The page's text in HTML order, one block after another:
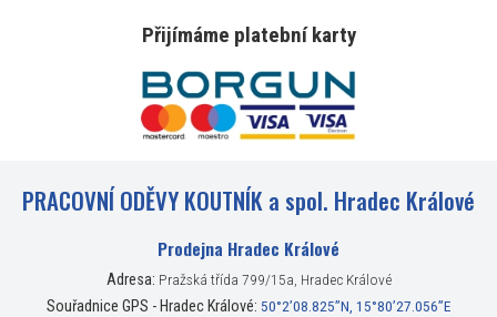
Přijímáme platební karty
PRACOVNÍ ODĚVY KOUTNÍK a spol. Hradec Králové
Prodejna Hradec Králové
Adresa: Pražská třída 799/15a, Hradec Králové
Souřadnice GPS - Hradec Králové: 50°2’08.825”N, 15°80’27.056”E